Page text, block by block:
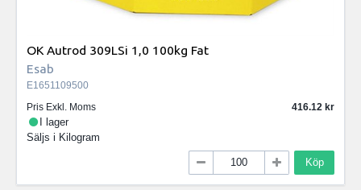
OK Autrod 309LSi 1,0 100kg Fat
Esab
E1651109500
Pris Exkl. Moms
416.12
I lager
Säljs i Kilogram
Köp